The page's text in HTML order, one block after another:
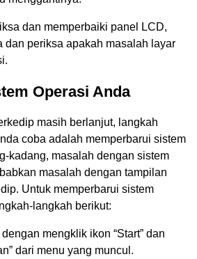
dan memperbaiki panel LCD,
dan periksa apakah masalah layar
Operasi Anda
masih berlanjut, langkah
coba adalah memperbarui sistem
kadang, masalah dengan sistem
masalah dengan tampilan
Untuk memperbarui sistem
langkah berikut:
mengklik ikon “Start” dan
dari menu yang muncul.